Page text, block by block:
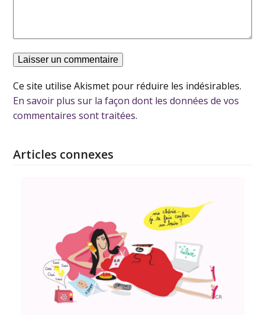
Ce site utilise Akismet pour réduire les indésirables.
En savoir plus sur la façon dont les données de vos
commentaires sont traitées.
Articles connexes